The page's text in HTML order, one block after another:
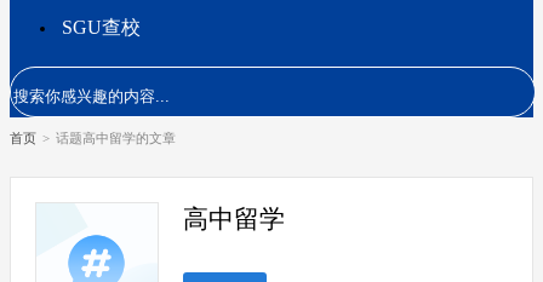
SGU查校
首页 > 话题高中留学的文章
高中留学